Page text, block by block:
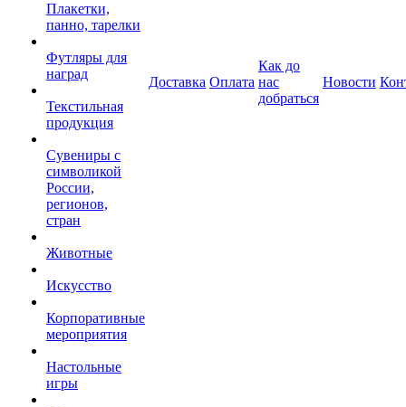
Плакетки,
панно, тарелки
Футляры для
наград
Текстильная
продукция
Сувениры с
символикой
России,
регионов,
стран
Животные
Искусство
Корпоративные
мероприятия
Настольные
игры
Доставка Оплата
Как до
нас
добраться
Новости